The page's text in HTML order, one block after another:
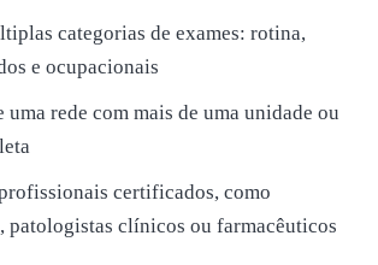
categorias de exames: rotina,
e ocupacionais
uma rede com mais de uma unidade ou
certificados, como
patologistas clínicos ou farmacêuticos